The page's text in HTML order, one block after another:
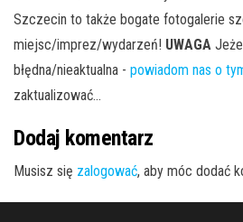
Szczecin to także bogate fotogalerie
miejsc/imprez/wydarzeń! UWAGA
błędna/nieaktualna - powiadom nas o
zaktualizować...
Dodaj komentarz
Musisz się zalogować, aby móc dodać